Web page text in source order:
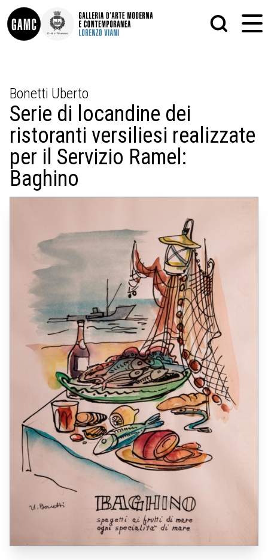
CONTATTI
DIDATTICA
SHOP
LE COLLEZIONI
GLI AUTORI
LORENZO VIANI
MOSTRE
PALAZZO DELLE MUSE
SCULTURA
STAMPA
ALTRO
MATRICI XILOGRAFICHE
FOTOGRAFIA
Bonetti Uberto
Serie di locandine dei
ristoranti versiliesi realizzate
per il Servizio Ramel:
Baghino